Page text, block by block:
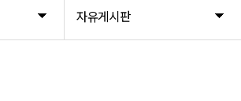
자유게시판